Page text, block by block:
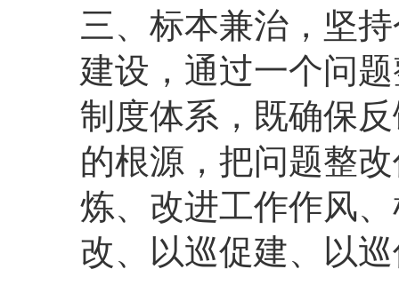
三、标本兼治，坚
建设，通过一个问
制度体系，既确保
的根源，把问题整
炼、改进工作作风
改、以巡促建、以